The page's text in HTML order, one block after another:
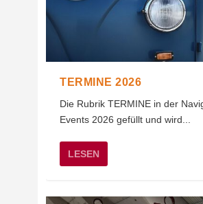
TERMINE 2026
Die Rubrik TERMINE in der
Events 2026 gefüllt und wird...
LESEN